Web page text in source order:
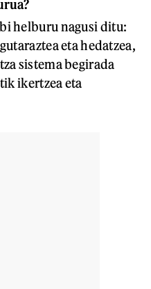
helburu nagusi ditu:
eta hedatzea,
sistema begirada
ikertzea eta